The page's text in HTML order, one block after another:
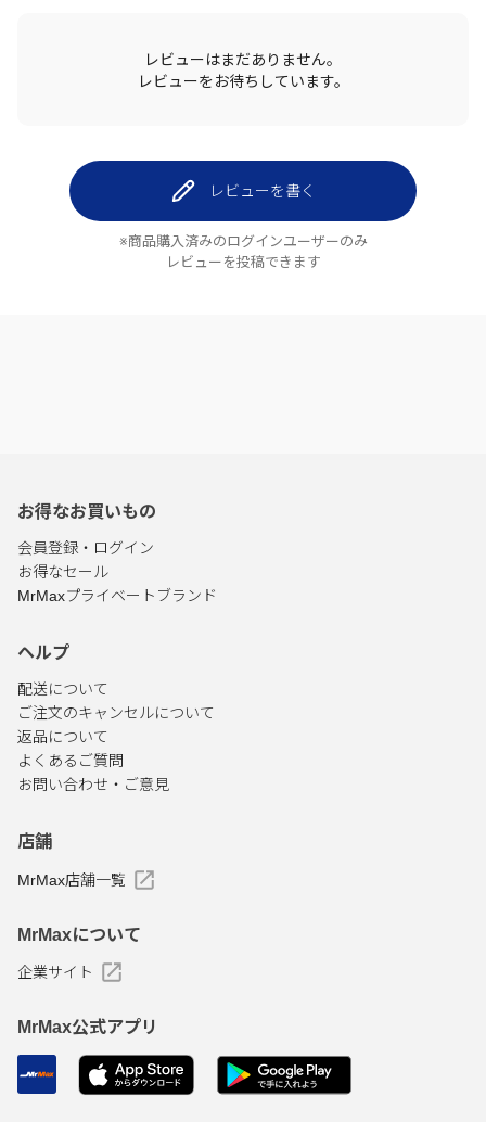
レビューはまだありません。
レビューをお待ちしています。
レビューを書く
※商品購入済みのログインユーザーのみ
レビューを投稿できます
お得なお買いもの
会員登録・ログイン
お得なセール
MrMaxプライベートブランド
ヘルプ
配送について
ご注文のキャンセルについて
返品について
よくあるご質問
お問い合わせ・ご意見
店舗
MrMax店舗一覧
MrMaxについて
企業サイト
MrMax公式アプリ